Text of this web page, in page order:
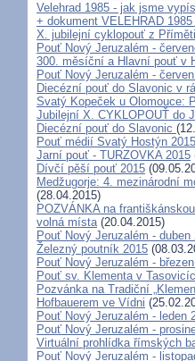
Velehrad 1985 - jak jsme
+ dokument VELEHRAD
X. jubilejní cyklopouť z
Pouť Nový Jeruzalém -
300. měsíční a Hlavní pouť v
Pouť Nový Jeruzalém -
Diecézní pouť do Slavonic v
Svatý Kopeček u Olomouce:
Jubilejní X. CYKLOPOUŤ do
Diecézní pouť do Slavonic
Pouť médií Svatý Hostýn 2015
Jarní pouť - TURZOVKA 2015
Dívčí pěší pouť 2015
Medžugorje: 4. mezinárodní
(28.04.2015)
POZVÁNKA na
volná místa(20.04.2015)
Pouť Nový Jeruzalém - duben
Železný poutník 2015
Pouť Nový Jeruzalém -
Pouť sv. Klementa v
Pozvánka na Tradiční
Hofbauerem ve Vídni
Pouť Nový Jeruzalém - leden
Pouť Nový Jeruzalém -
Virtuální prohlídka římských
Pouť Nový Jeruzalém -